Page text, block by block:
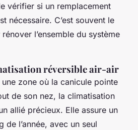
vérifier si un remplacement
nécessaire. C’est souvent le
l’ensemble du système
réversible air-air
zone où la canicule pointe
de son nez, la climatisation
allié précieux. Elle assure un
l’année, avec un seul